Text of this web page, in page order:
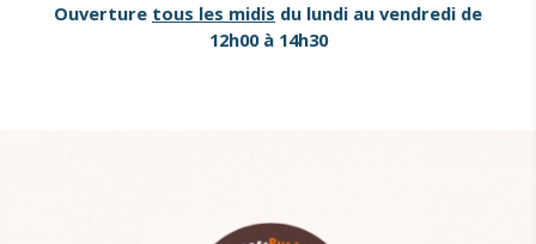
Ouverture tous les midis du lundi au vendredi de
12h00 à 14h30